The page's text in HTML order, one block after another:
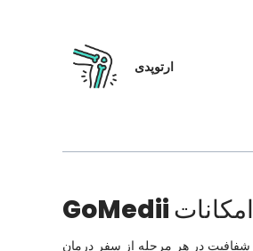
ارتوپدی
GoMediiامکانات